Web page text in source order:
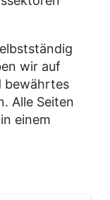
wir auf
bewährtes
Alle Seiten
einem